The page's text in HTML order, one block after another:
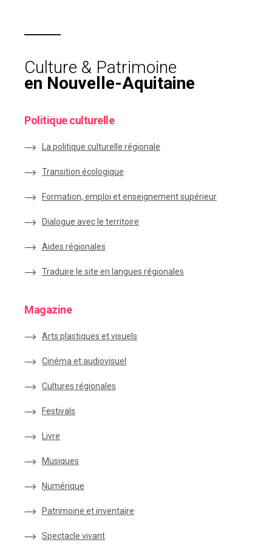
Culture & Patrimoine
en Nouvelle-Aquitaine
Politique culturelle
La politique culturelle régionale
Transition écologique
Formation, emploi et enseignement supérieur
Dialogue avec le territoire
Aides régionales
Traduire le site en langues régionales
Magazine
Arts plastiques et visuels
Cinéma et audiovisuel
Cultures régionales
Festivals
Livre
Musiques
Numérique
Patrimoine et inventaire
Spectacle vivant